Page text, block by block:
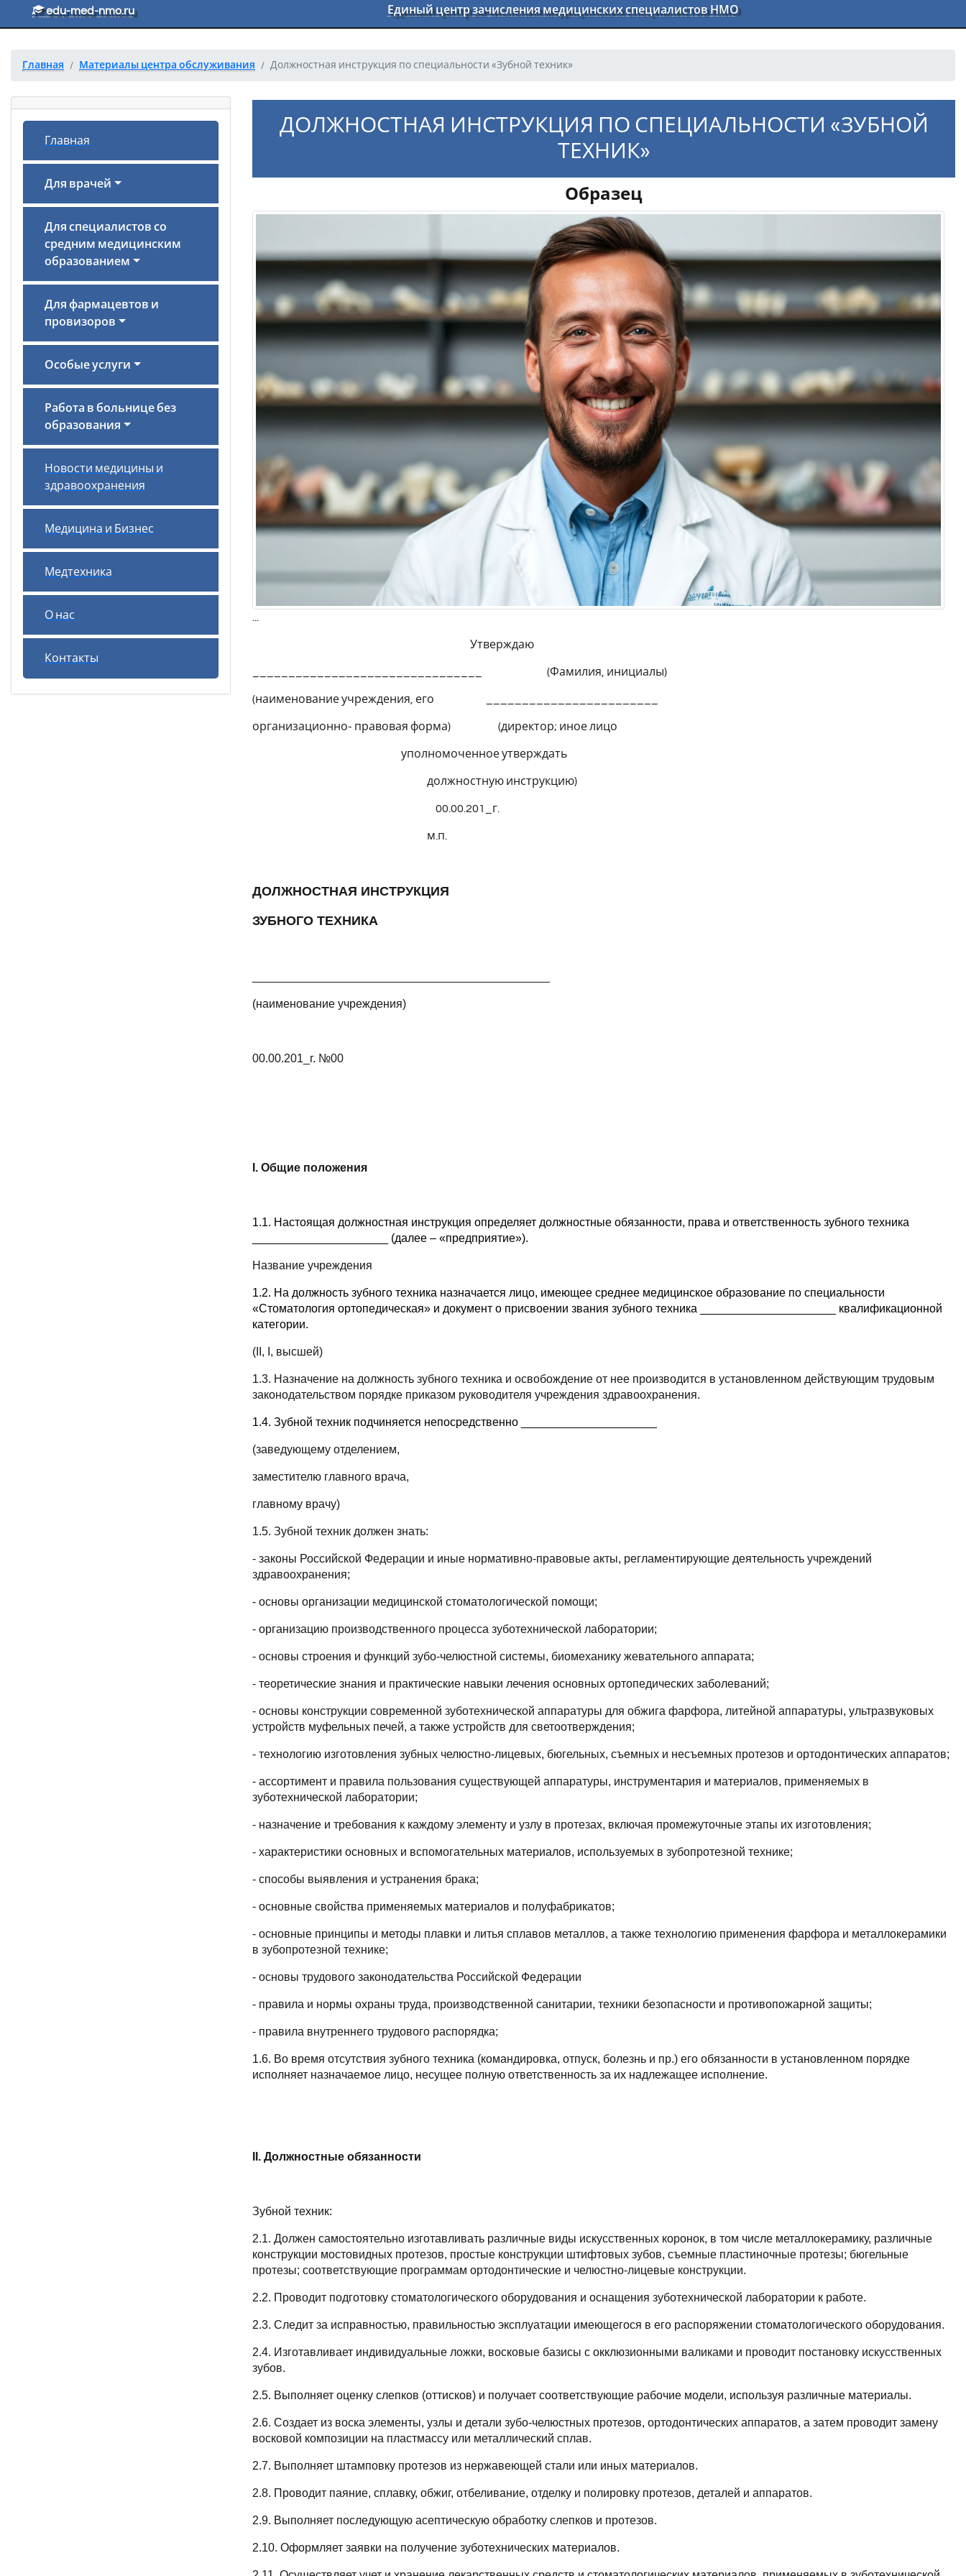
Перейти к основному тексту
edu-med-nmo.ru Единый центр зачисления медицинских специалистов НМО
Главная Материалы центра обслуживания Должностная инструкция по специальности «Зубной техник»
Главная
Для врачей
Для специалистов со
средним медицинским
образованием
Для фармацевтов и
провизоров
Особые услуги
Работа в больнице без
образования
Новости медицины и
здравоохранения
Медицина и Бизнес
Медтехника
О нас
Контакты
ДОЛЖНОСТНАЯ ИНСТРУКЦИЯ ПО СПЕЦИАЛЬНОСТИ «ЗУБНОЙ
ТЕХНИК»
Образец
Утверждаю
________________________________ (Фамилия, инициалы)
(наименование учреждения, его ________________________
организационно- правовая форма) (директор; иное лицо
уполномоченное утверждать
должностную инструкцию)
00.00.201_г.
м.п.
ДОЛЖНОСТНАЯ ИНСТРУКЦИЯ
ЗУБНОГО ТЕХНИКА
(наименование учреждения)
00.00.201_г. №00
I. Общие положения
1.1. Настоящая должностная инструкция определяет должностные обязанности, права и ответственность зубного техника
_____________________ (далее – «предприятие»).
Название учреждения
1.2. На должность зубного техника назначается лицо, имеющее среднее медицинское образование по специальности
«Стоматология ортопедическая» и документ о присвоении звания зубного техника _____________________ квалификационной
категории.
( , , высшей)
1.3. Назначение на должность зубного техника и освобождение от нее производится в установленном действующим трудовым
законодательством порядке приказом руководителя учреждения здравоохранения.
1.4. Зубной техник подчиняется непосредственно _____________________
(заведующему отделением,
заместителю главного врача,
главному врачу)
1.5. Зубной техник должен знать:
- законы Российской Федерации и иные нормативно-правовые акты, регламентирующие деятельность учреждений
здравоохранения;
- основы организации медицинской стоматологической помощи;
- организацию производственного процесса зуботехнической лаборатории;
- основы строения и функций зубо-челюстной системы, биомеханику жевательного аппарата;
- теоретические знания и практические навыки лечения основных ортопедических заболеваний;
- основы конструкции современной зуботехнической аппаратуры для обжига фарфора, литейной аппаратуры, ультразвуковых
устройств муфельных печей, а также устройств для светоотверждения;
- технологию изготовления зубных челюстно-лицевых, бюгельных, съемных и несъемных протезов и ортодонтических аппаратов;
- ассортимент и правила пользования существующей аппаратуры, инструментария и материалов, применяемых в
зуботехнической лаборатории;
- назначение и требования к каждому элементу и узлу в протезах, включая промежуточные этапы их изготовления;
- характеристики основных и вспомогательных материалов, используемых в зубопротезной технике;
- способы выявления и устранения брака;
- основные свойства применяемых материалов и полуфабрикатов;
- основные принципы и методы плавки и литья сплавов металлов, а также технологию применения фарфора и металлокерамики
в зубопротезной технике;
- основы трудового законодательства Российской Федерации
- правила и нормы охраны труда, производственной санитарии, техники безопасности и противопожарной защиты;
- правила внутреннего трудового распорядка;
1.6. Во время отсутствия зубного техника (командировка, отпуск, болезнь и пр.) его обязанности в установленном порядке
исполняет назначаемое лицо, несущее полную ответственность за их надлежащее исполнение.
I. Должностные обязанности
Зубной техник:
2.1. Должен самостоятельно изготавливать различные виды искусственных коронок, в том числе металлокерамику, различные
конструкции мостовидных протезов, простые конструкции штифтовых зубов, съемные пластиночные протезы; бюгельные
протезы; соответствующие программам ортодонтические и челюстно-лицевые конструкции.
2.2. Проводит подготовку стоматологического оборудования и оснащения зуботехнической лаборатории к работе.
2.3. Следит за исправностью, правильностью эксплуатации имеющегося в его распоряжении стоматологического оборудования.
2.4. Изготавливает индивидуальные ложки, восковые базисы с окклюзионными валиками и проводит постановку искусственных
зубов.
2.5. Выполняет оценку слепков (оттисков) и получает соответствующие рабочие модели, используя различные материалы.
2.6. Создает из воска элементы, узлы и детали зубо-челюстных протезов, ортодонтических аппаратов, а затем проводит замену
восковой композиции на пластмассу или металлический сплав.
2.7. Выполняет штамповку протезов из нержавеющей стали или иных материалов.
2.8. Проводит паяние, сплавку, обжиг, отбеливание, отделку и полировку протезов, деталей и аппаратов.
2.9. Выполняет последующую асептическую обработку слепков и протезов.
2.10. Оформляет заявки на получение зуботехнических материалов.